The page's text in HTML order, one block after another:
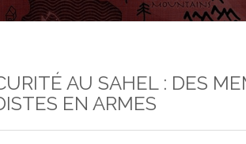
AU SAHEL : DES
EN ARMES